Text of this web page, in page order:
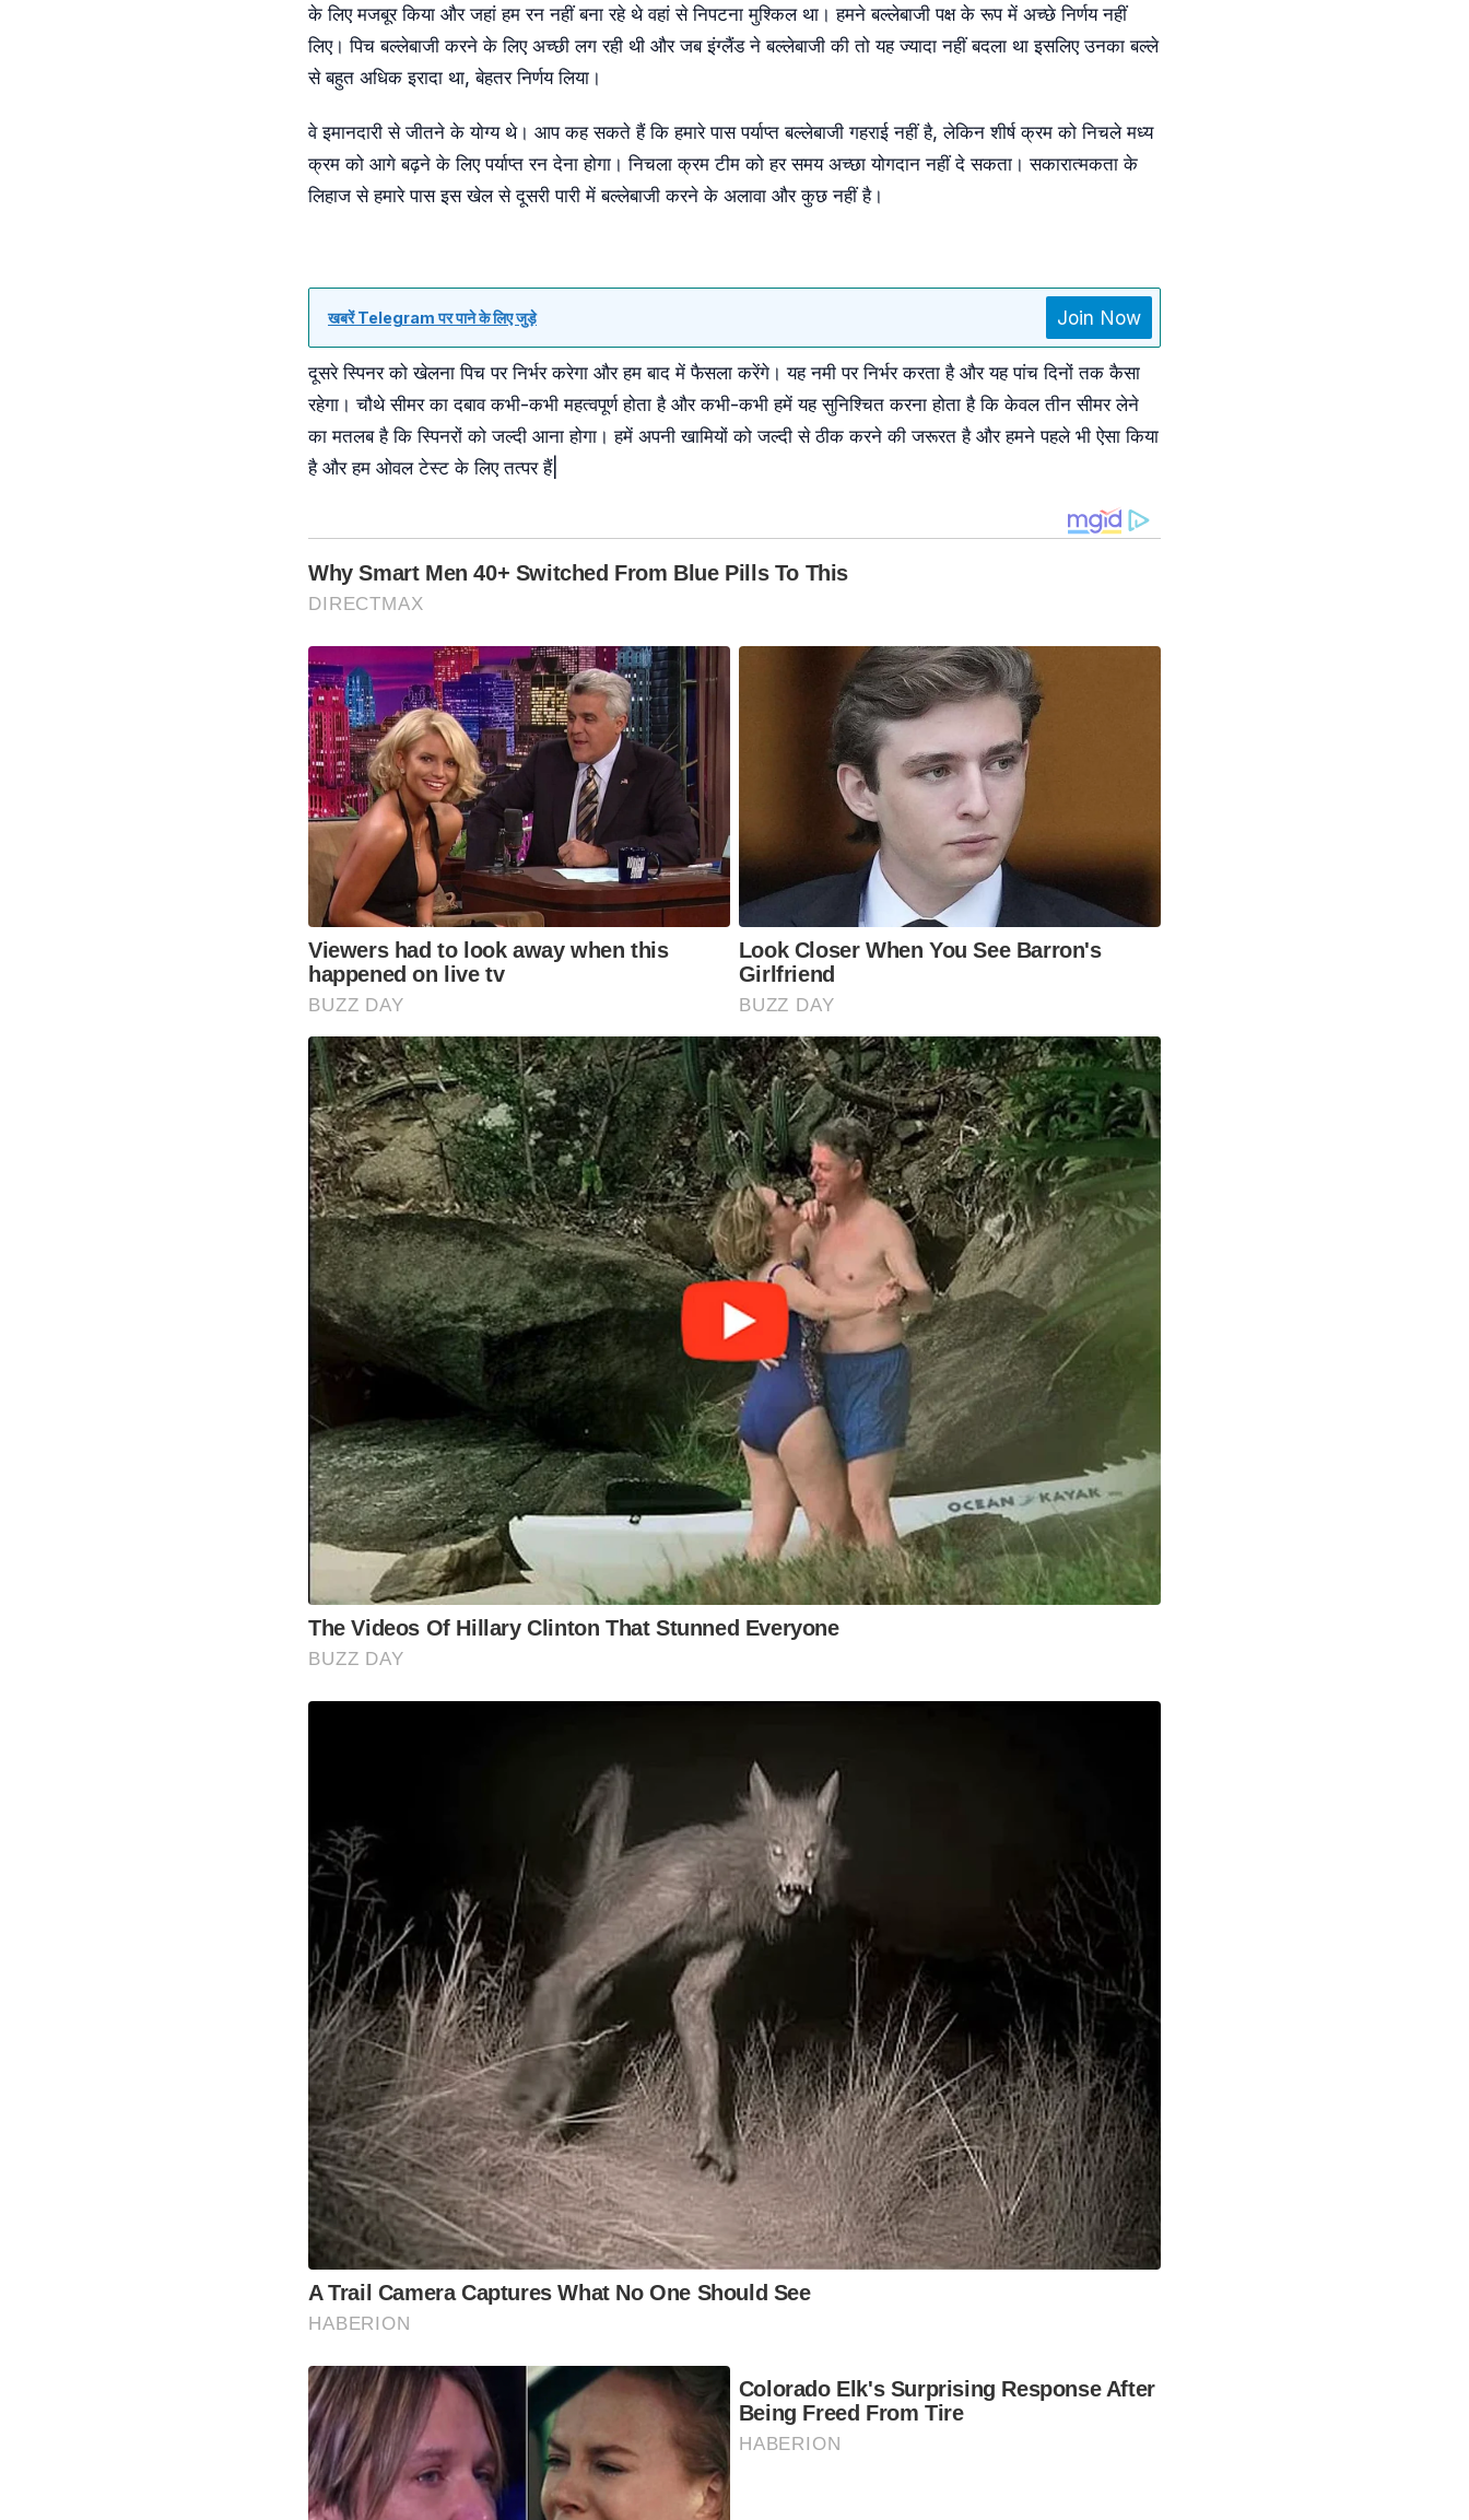
के लिए मजबूर किया और जहां हम रन नहीं बना रहे थे वहां से निपटना मुश्किल था। हमने बल्लेबाजी पक्ष के रूप में अच्छे निर्णय नहीं
लिए। पिच बल्लेबाजी करने के लिए अच्छी लग रही थी और जब इंग्लैंड ने बल्लेबाजी की तो यह ज्यादा नहीं बदला था इसलिए उनका बल्ले
से बहुत अधिक इरादा था, बेहतर निर्णय लिया।
वे इमानदारी से जीतने के योग्य थे। आप कह सकते हैं कि हमारे पास पर्याप्त बल्लेबाजी गहराई नहीं है, लेकिन शीर्ष क्रम को निचले मध्य
क्रम को आगे बढ़ने के लिए पर्याप्त रन देना होगा। निचला क्रम टीम को हर समय अच्छा योगदान नहीं दे सकता। सकारात्मकता के
लिहाज से हमारे पास इस खेल से दूसरी पारी में बल्लेबाजी करने के अलावा और कुछ नहीं है।
खबरें Telegram पर पाने के लिए जुड़े Join Now
दूसरे स्पिनर को खेलना पिच पर निर्भर करेगा और हम बाद में फैसला करेंगे। यह नमी पर निर्भर करता है और यह पांच दिनों तक कैसा
रहेगा। चौथे सीमर का दबाव कभी-कभी महत्वपूर्ण होता है और कभी-कभी हमें यह सुनिश्चित करना होता है कि केवल तीन सीमर लेने
का मतलब है कि स्पिनरों को जल्दी आना होगा। हमें अपनी खामियों को जल्दी से ठीक करने की जरूरत है और हमने पहले भी ऐसा किया
है और हम ओवल टेस्ट के लिए तत्पर हैं|